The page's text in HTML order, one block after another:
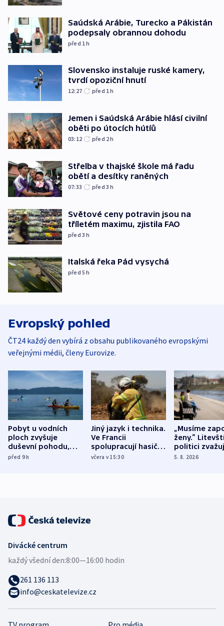
Saúdská Arábie, Turecko a Pákistán
podepsaly obrannou dohodu
před 1h
Slovensko instaluje ruské kamery,
tvrdí opoziční hnutí
12:27 před 1h
Jemen i Saúdská Arábie hlásí civilní
oběti po útocích hútíů
03:12 před 2h
Střelba v thajské škole má řadu
obětí a desítky raněných
07:33 před 3h
Světové ceny potravin jsou na
tříletém maximu, zjistila FAO
před 3h
Italská řeka Pád vysychá
před 5h
Evropský pohled
ČT24 každý den vybírá z obsahu publikovaného evropskými
veřejnými médii, členy Eurovize.
Pobyt u vodních
ploch zvyšuje
duševní pohodu,
ukázala
před 9h
Jiný jazyk i technika.
Ve Francii
spolupracují hasiči z
různých zemí
včera v 15:30
„Musíme
ženy.“
politici
dohodu o
5. 8. 2026
Divácké centrum
každý všední den:8:00—16:00 hodin
261 136 113
info@ceskatelevize.cz